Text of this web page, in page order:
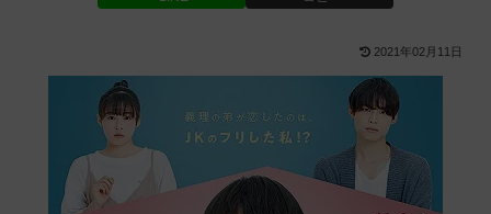
2021年02月11日